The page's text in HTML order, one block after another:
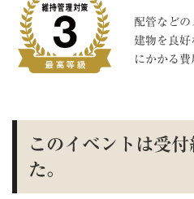
配管などの
建物を良好
にかかる費
このイベントは受
た。